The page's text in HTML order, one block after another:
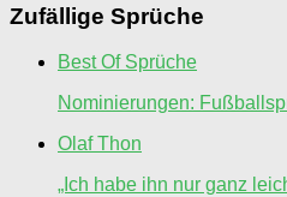
Zufällige Sprüche
Best Of Sprüche
Nominierungen:
Olaf Thon
„Ich habe ihn nur ganz